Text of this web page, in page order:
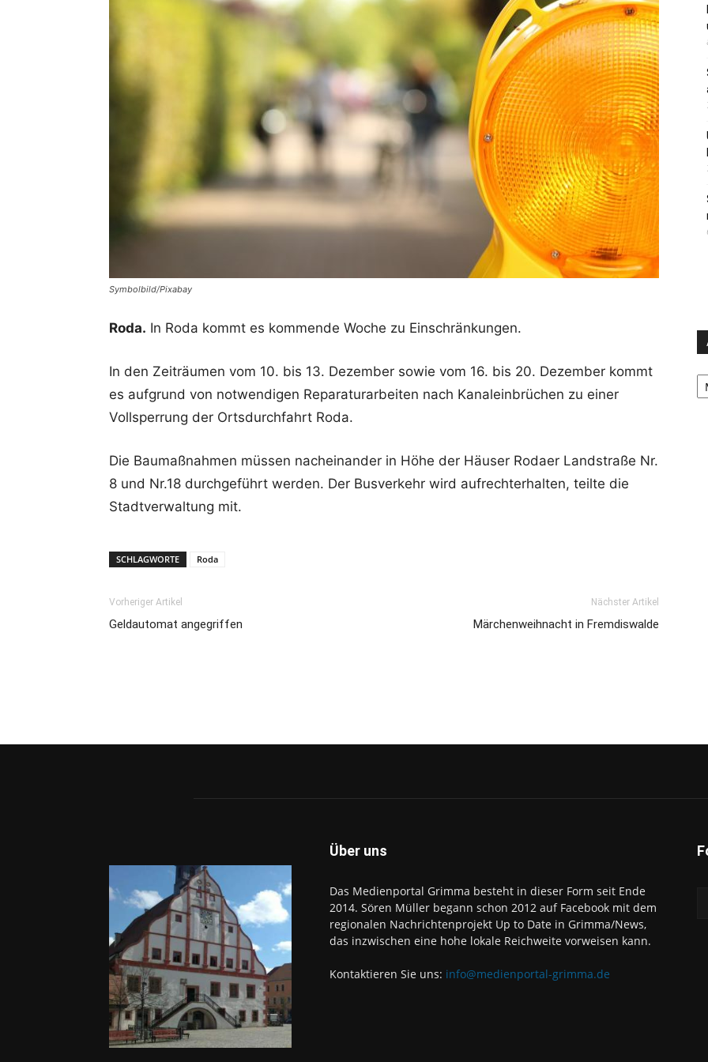
Symbolbild/Pixabay
Roda. In Roda kommt es kommende Woche zu Einschränkungen.
In den Zeiträumen vom 10. bis 13. Dezember sowie vom 16. bis 20. Dezember kommt
es aufgrund von notwendigen Reparaturarbeiten nach Kanaleinbrüchen zu einer
Vollsperrung der Ortsdurchfahrt Roda.
Die Baumaßnahmen müssen nacheinander in Höhe der Häuser Rodaer Landstraße Nr.
8 und Nr.18 durchgeführt werden. Der Busverkehr wird aufrechterhalten, teilte die
Stadtverwaltung mit.
SCHLAGWORTE Roda
Vorheriger Artikel
Geldautomat angegriffen
Nächster Artikel
Märchenweihnacht in Fremdiswalde
Über uns
Das Medienportal Grimma besteht in dieser Form seit Ende
2014. Sören Müller begann schon 2012 auf Facebook mit dem
regionalen Nachrichtenprojekt Up to Date in Grimma/News,
das inzwischen eine hohe lokale Reichweite vorweisen kann.
Kontaktieren Sie uns: info@medienportal-grimma.de